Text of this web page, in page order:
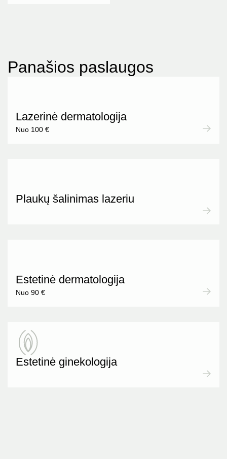
Panašios paslaugos
Lazerinė dermatologija
Nuo 100 €
Plaukų šalinimas lazeriu
Estetinė dermatologija
Nuo 90 €
Estetinė ginekologija